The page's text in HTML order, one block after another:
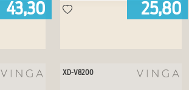
43,30 25,80
XD-V8200